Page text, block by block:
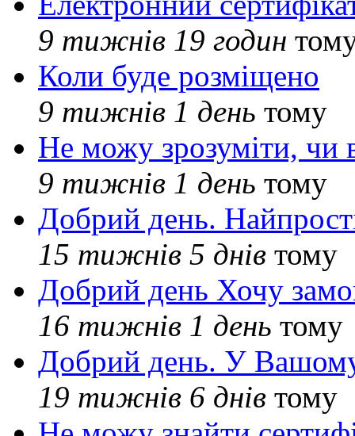
9 тижнів 19 годин
Коли буде розміщено
9 тижнів 1 день тому
Не можу зрозуміти, чи
9 тижнів 1 день тому
Добрий день.
15 тижнів 5 днів тому
Добрий день Хочу
16 тижнів 1 день тому
Добрий день. У Вашому
19 тижнів 6 днів тому